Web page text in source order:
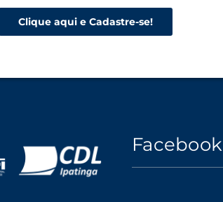
Clique aqui e Cadastre-se!
Facebook